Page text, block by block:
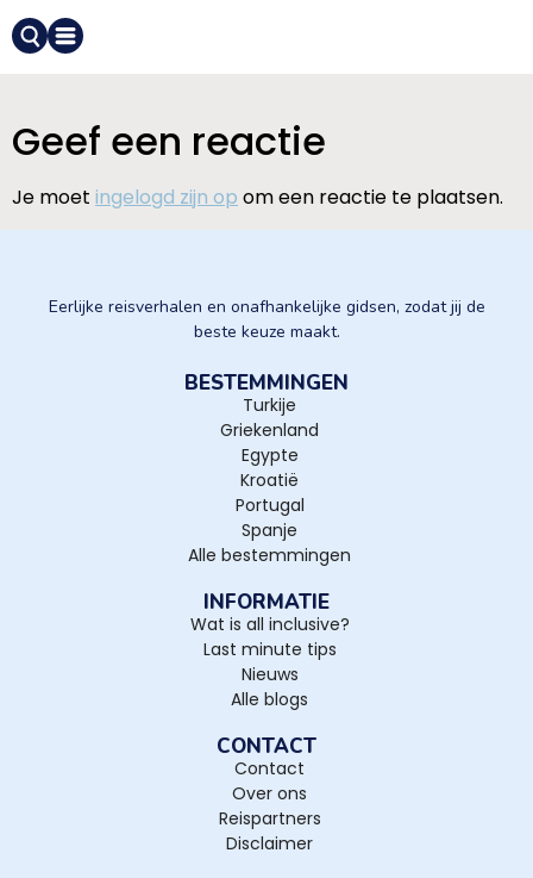
Geef een reactie
Je moet ingelogd zijn op om een reactie te plaatsen.
Eerlijke reisverhalen en onafhankelijke gidsen, zodat jij de
beste keuze maakt.
BESTEMMINGEN
Turkije
Griekenland
Egypte
Kroatië
Portugal
Spanje
Alle bestemmingen
INFORMATIE
Wat is all inclusive?
Last minute tips
Nieuws
Alle blogs
CONTACT
Contact
Over ons
Reispartners
Disclaimer